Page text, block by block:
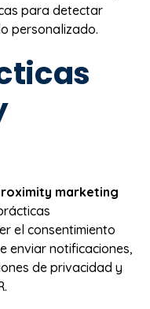
para detectar
personalizado.
marketing
el consentimiento
enviar notificaciones,
de privacidad y